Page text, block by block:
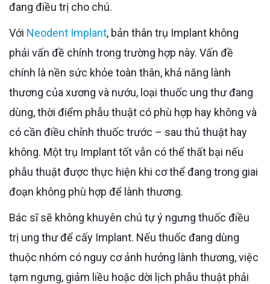
đang điều trị cho chú.
Với Neodent Implant, bản thân trụ Implant không
phải vấn đề chính trong trường hợp này. Vấn đề
chính là nền sức khỏe toàn thân, khả năng lành
thương của xương và nướu, loại thuốc ung thư đang
dùng, thời điểm phẫu thuật có phù hợp hay không và
có cần điều chỉnh thuốc trước – sau thủ thuật hay
không. Một trụ Implant tốt vẫn có thể thất bại nếu
phẫu thuật được thực hiện khi cơ thể đang trong giai
đoạn không phù hợp để lành thương.
Bác sĩ sẽ không khuyên chú tự ý ngưng thuốc điều
trị ung thư để cấy Implant. Nếu thuốc đang dùng
thuộc nhóm có nguy cơ ảnh hưởng lành thương, việc
tạm ngưng, giảm liều hoặc dời lịch phẫu thuật phải